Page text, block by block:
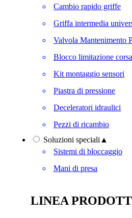
Cambio rapido griffe
Griffa intermedia
Valvola Mantenimento
Blocco limitazione corsa
Kit montaggio sensori
Piastra di pressione
Deceleratori idraulici
Pezzi di ricambio
Soluzioni speciali ▲
Sistemi di bloccaggio
Mani di presa
LINEA